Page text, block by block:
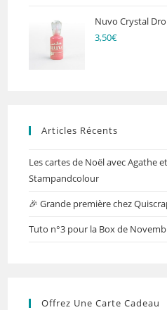
Nuvo Crystal
3,50€
Articles Récents
Les cartes de Noël avec Agathe
Stampandcolour
🎉 Grande première chez
Tuto n°3 pour la Box de
Offrez Une Carte Cadeau